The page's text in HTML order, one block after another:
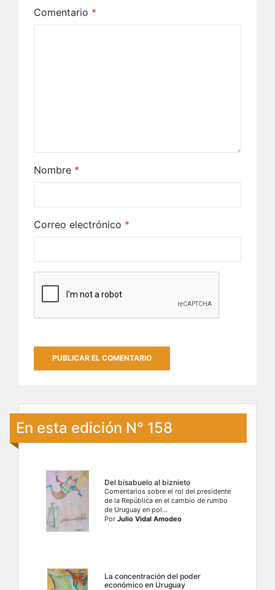
Comentario *
Nombre *
Correo electrónico *
En esta edición N° 158
Del bisabuelo al biznieto
Comentarios sobre el rol del presidente
de la República en el cambio de rumbo
de Uruguay en pol...
PorJulio Vidal Amodeo
La concentración del poder
económico en Uruguay